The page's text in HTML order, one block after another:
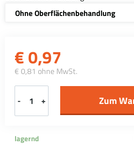
Ohne Oberflächenbehandlung
€0,97
€ 0,81 ohne MwSt.
- +
lagernd